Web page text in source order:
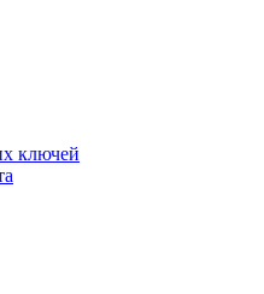
ключей